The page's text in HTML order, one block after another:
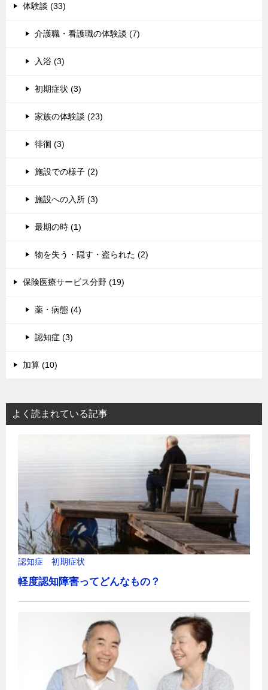
体験談 (33)
介護職・看護職の体験談 (7)
入浴 (3)
初期症状 (3)
家族の体験談 (23)
徘徊 (3)
施設での様子 (2)
施設への入所 (3)
最期の時 (1)
物を失う・隠す・盗られた (2)
保険医療サービス分野 (19)
薬・病態 (4)
認知症 (3)
加算 (10)
よく読まれている記事